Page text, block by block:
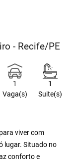
- Recife/PE
1
Vaga(s)
1
Suite(s)
viver com
lugar. Situado no
conforto e